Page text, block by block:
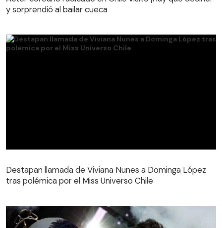
y sorprendió al bailar cueca
tras polémica por el Miss Universo Chile
Destapan llamada de Viviana Nunes a Dominga López
tras polémica por el Miss Universo Chile